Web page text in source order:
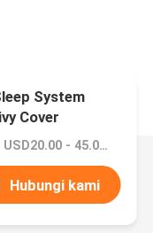
System
Cover
Harga：USD20.00 - 45.00 / Pcs
Hubungi kami